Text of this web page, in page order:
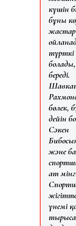
күшін
бұны
жастар
түрткі
береді.
бөлек,
дейін
Сәкен
және
ат
үнемі